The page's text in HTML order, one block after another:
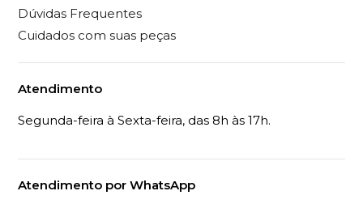
Dúvidas Frequentes
Cuidados com suas peças
Atendimento
Segunda-feira à Sexta-feira, das 8h às 17h.
Atendimento por WhatsApp